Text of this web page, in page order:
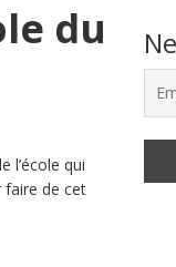
du
l’école qui
faire de cet